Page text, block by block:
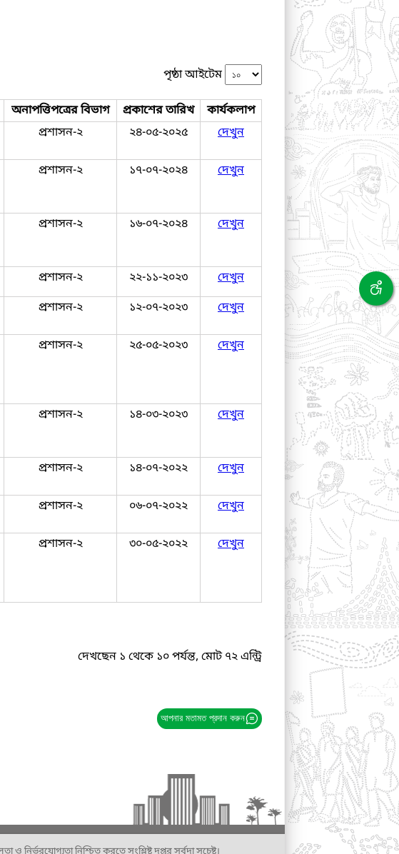
পৃষ্ঠা আইটেম
অনাপত্তিপত্রের বিভাগ প্রকাশের তারিখ
কার্যকলাপ
প্রশাসন-২ ২৪-০৫-২০২৫ দেখুন
প্রশাসন-২ ১৭-০৭-২০২৪ দেখুন
প্রশাসন-২ ১৬-০৭-২০২৪ দেখুন
প্রশাসন-২ ২২-১১-২০২৩
দেখুন
প্রশাসন-২ ১২-০৭-২০২৩ দেখুন
প্রশাসন-২ ২৫-০৫-২০২৩ দেখুন
প্রশাসন-২ ১৪-০৩-২০২৩ দেখুন
প্রশাসন-২ ১৪-০৭-২০২২ দেখুন
প্রশাসন-২ ০৬-০৭-২০২২ দেখুন
প্রশাসন-২ ৩০-০৫-২০২২ দেখুন
দেখছেন ১ থেকে ১০ পর্যন্ত, মোট ৭২ এন্ট্রি
আপনার মতামত প্রদান করুন
নির্ভরযোগ্যতা নিশ্চিত করতে সংশ্লিষ্ট দপ্তর সর্বদা সচেষ্ট।